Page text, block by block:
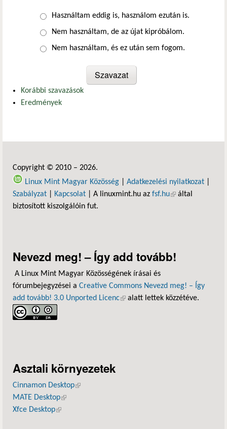
Választások
Használtam eddig is, használom ezután is.
Nem használtam, de az újat kipróbálom.
Nem használtam, és ez után sem fogom.
Korábbi szavazások
Eredmények
Copyright © 2010 – 2026.
Linux Mint Magyar Közösség
Adatkezelési nyilatkozat
Szabályzat
Kapcsolat | A linuxmint.hu az fsf.hu(külső hivatkozás)
által
biztosított kiszolgálóin fut.
Nevezd meg! – Így add tovább!
A Linux Mint Magyar Közösségének írásai és
fórumbejegyzései a Creative Commons Nevezd meg! – Így
add tovább! 3.0 Unported Licenc(külső hivatkozás)
alatt lettek közzétéve.
Asztali környezetek
Cinnamon Desktop(külső hivatkozás)
MATE Desktop(külső hivatkozás)
Xfce Desktop(külső hivatkozás)